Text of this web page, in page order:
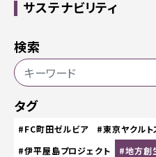
サステナビリティ
検索
タグ
#FC町田ゼルビア #東京ヤクルト
#伊平屋島プロジェクト
#地方創